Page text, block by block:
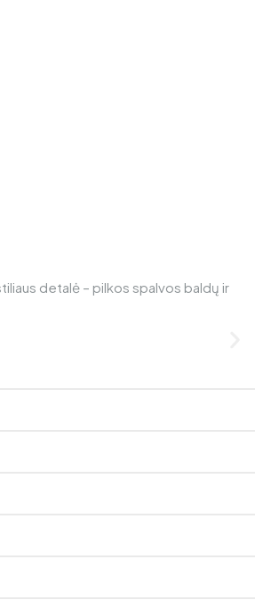
detalė – pilkos spalvos baldų ir